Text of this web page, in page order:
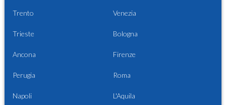
Trento Venezia
Trieste Bologna
Ancona Firenze
Perugia Roma
Napoli L'Aquila